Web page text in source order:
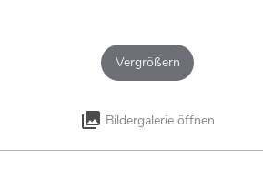
Vergrößern
Bildergalerie öffnen